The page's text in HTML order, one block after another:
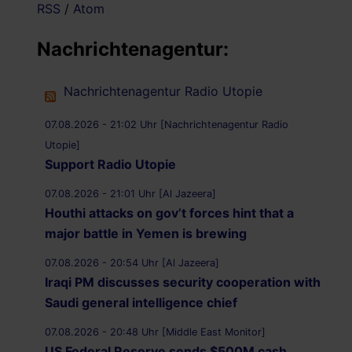
RSS / Atom
Nachrichtenagentur:
Nachrichtenagentur Radio Utopie
07.08.2026 - 21:02 Uhr [Nachrichtenagentur Radio
Utopie]
Support Radio Utopie
07.08.2026 - 21:01 Uhr [Al Jazeera]
Houthi attacks on gov’t forces hint that a
major battle in Yemen is brewing
07.08.2026 - 20:54 Uhr [Al Jazeera]
Iraqi PM discusses security cooperation with
Saudi general intelligence chief
07.08.2026 - 20:48 Uhr [Middle East Monitor]